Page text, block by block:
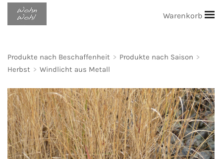
Warenkorb
Produkte nach Beschaffenheit > Produkte nach Saison >
Herbst > Windlicht aus Metall